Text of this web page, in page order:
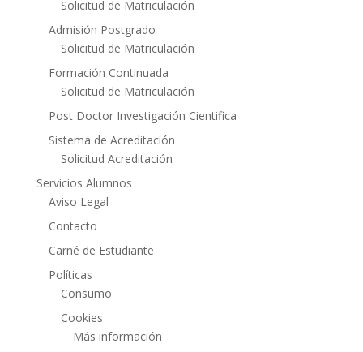
Solicitud de Matriculación
Admisión Postgrado
Solicitud de Matriculación
Formación Continuada
Solicitud de Matriculación
Post Doctor Investigación Cientifica
Sistema de Acreditación
Solicitud Acreditación
Servicios Alumnos
Aviso Legal
Contacto
Carné de Estudiante
Políticas
Consumo
Cookies
Más información